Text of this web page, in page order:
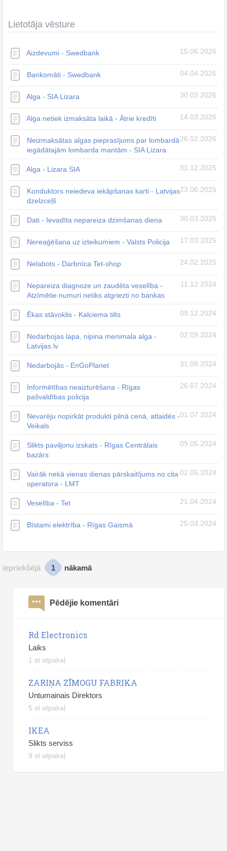
Lietotāja vēsture
Aizdevumi - Swedbank 15.06.2026
Bankomāti - Swedbank 04.04.2026
Alga - SIA Lizara 30.03.2026
Alga netiek izmaksāta laikā - Ātrie kredīti 14.03.2026
Neizmaksātas algas pieprasījums par lombardā
iegādātajām lombarda mantām - SIA Lizara
26.02.2026
Alga - Lizara SIA 31.12.2025
Konduktors neiedeva iekāpšanas karti - Latvijas
dzelzceļš
23.06.2025
Dati - Ievadīta nepareiza dzimšanas diena 30.03.2025
Nereaģēšana uz izteikumiem - Valsts Policija 17.03.2025
Nelabots - Darbnīca Tet-shop 24.02.2025
Nepareiza diagnoze un zaudēta veselība -
Atzīmētie numuri netiks atgriezti no bankas
11.12.2024
Ēkas stāvoklis - Kalciema tilts 09.12.2024
Nedarbojas lapa, nipina menimala alga -
Latvijas lv
02.09.2024
Nedarbojās - EnGoPlanet 31.08.2024
Informētības neaizturēšana - Rīgas
pašvaldības policija
26.07.2024
Nevarēju nopirkāt produkti pilnā cenā, atlaidēs -
Veikals
01.07.2024
Slikts paviljonu izskats - Rīgas Centrālais
bazārs
09.05.2024
Vairāk nekā vienas dienas pārskaitījums no cita
operatora - LMT
02.05.2024
Veselība - Tet 21.04.2024
Bīstami elektrība - Rīgas Gaismā 25.03.2024
iepriekšējā 1 nākamā
Pēdējie komentāri
Rd Electronics
Laiks
1 st atpakaļ
ZARIŅA ZĪMOGU FABRIKA
Untumainais Direktors
5 st atpakaļ
IKEA
Slikts serviss
9 st atpakaļ